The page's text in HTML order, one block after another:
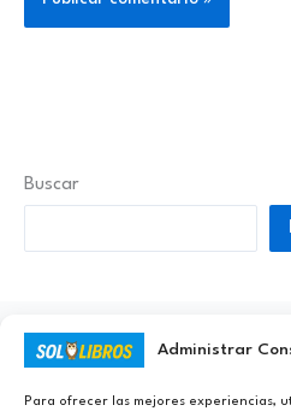
Administrar
Para ofrecer las mejores experiencias,
Buscar
Ayúdanos a Nunca